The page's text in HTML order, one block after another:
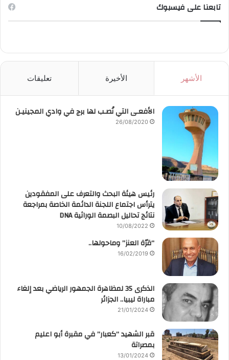
تابعنا على فيسبوك
الأشهر الأخيرة تعليقات
الأفعـى التي نُصـب لها برج في وادي المجينيـن
26/08/2020
رئيس هيئة البحث والتعرف على المفقودين
يترأس اجتماع اللجنة الدائمة الخاصة بمراجعة
نتائج تحاليل البصمة الوراثية DNA
10/08/2022
“قرّة العنز” وماحولها..
16/02/2019
الذكرى 35 لمظاهرة الجمهور الرياضي بعد إلغاء
مباراة ليبيا.. الجزائر
21/01/2024
قبر الشهيد “كعبار” في مقبرة أبو اعليم
بمصراتة
13/01/2024